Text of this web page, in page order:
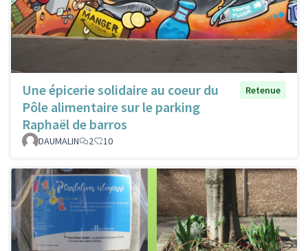
Une épicerie solidaire au coeur du
Pôle alimentaire sur le parking
Raphaël de barros
Retenue
DAUMALIN 2 10